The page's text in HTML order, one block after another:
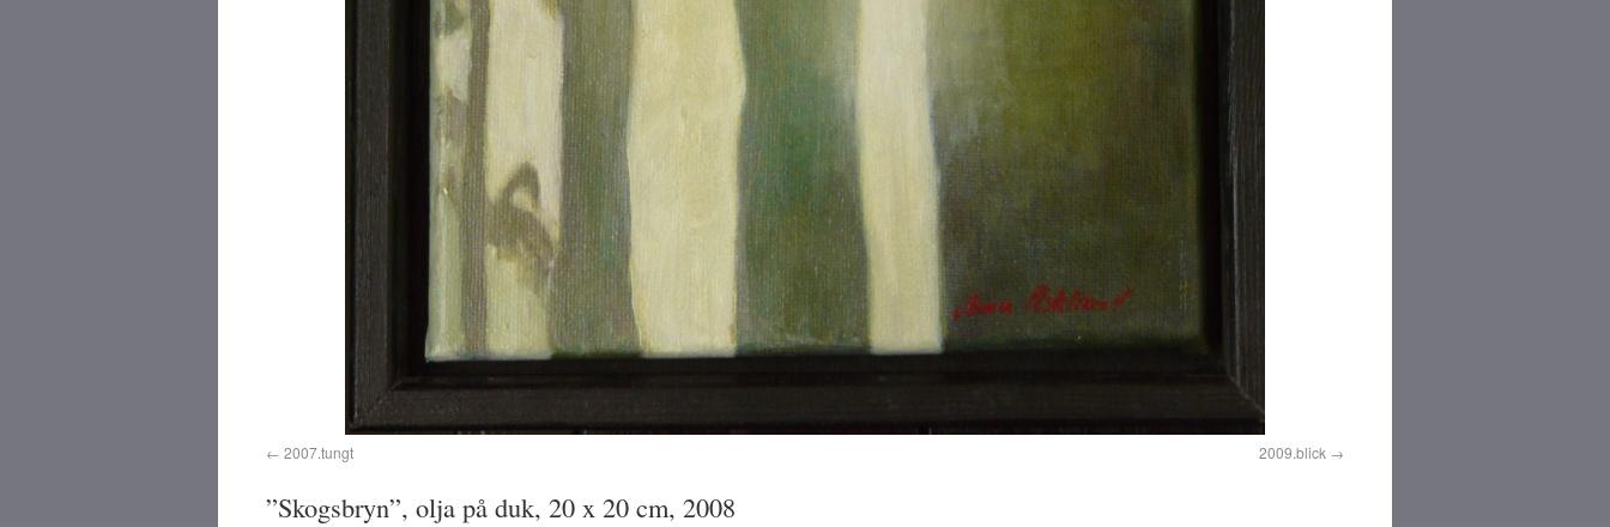
2007.tungt 2009.blick
”Skogsbryn”, olja på duk, 20 x 20 cm, 2008